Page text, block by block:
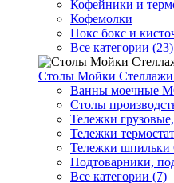
Кофейники и
Кофемолки
Нокс бокс и
Все категории (23)
Столы Мойки Стеллажи
Ванны моечные
Столы
Тележки
Тележки
Тележки шпильки
Подтоварники,
Все категории (7)